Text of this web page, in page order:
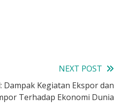
NEXT POST
Dampak Kegiatan Ekspor dan
Terhadap Ekonomi Dunia